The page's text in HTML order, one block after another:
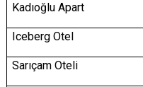
Kadıoğlu Apart
Iceberg Otel
Sarıçam Oteli